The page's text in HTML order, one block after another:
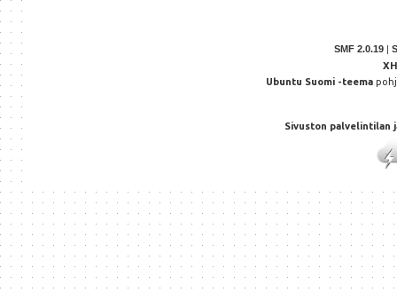
SMF 2.0.19 |
Ubuntu Suomi -teema
Sivuston palvelintilan